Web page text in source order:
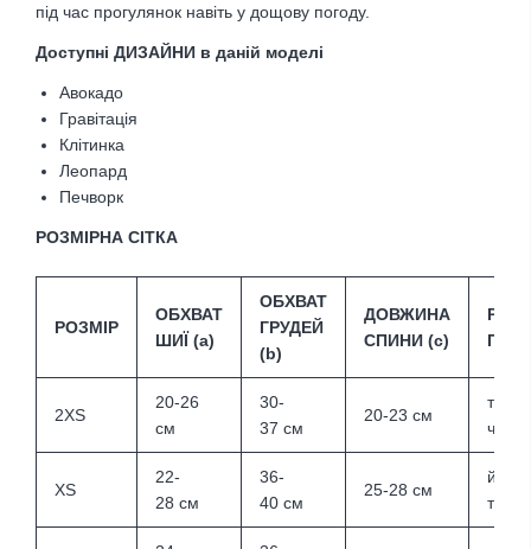
під час прогулянок навіть у дощову погоду.
Доступні ДИЗАЙНИ в даній моделі
Авокадо
Гравітація
Клітинка
Леопард
Печворк
РОЗМІРНА СІТКА
РОЗМІР
ОБХВАТ
ШИЇ (а)
ОБХВАТ
ГРУДЕЙ
(b)
ДОВЖИНА
СПИНИ (c)
2XS
20-26
см
30-
37 см
20-23 см
той
XS
22-
28 см
36-
40 см
25-28 см
такса